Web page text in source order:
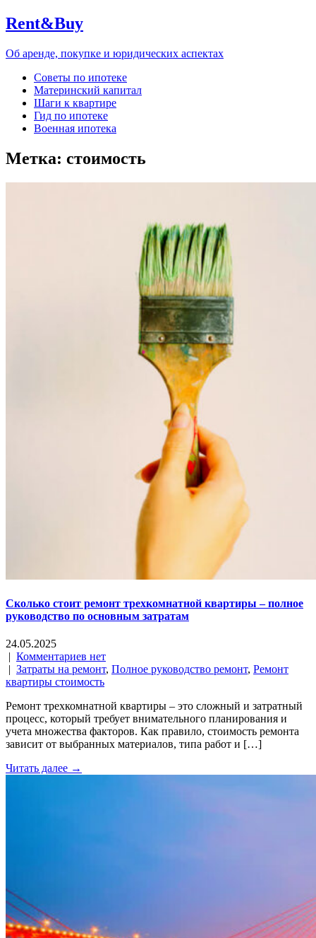
Rent&Buy
Об аренде, покупке и юридических аспектах
Советы по ипотеке
Материнский капитал
Шаги к квартире
Гид по ипотеке
Военная ипотека
Метка: стоимость
Сколько стоит ремонт трехкомнатной квартиры – полное
руководство по основным затратам
24.05.2025
| Комментариев нет
| Затраты на ремонт, Полное руководство ремонт, Ремонт
квартиры стоимость
Ремонт трехкомнатной квартиры – это сложный и затратный
процесс, который требует внимательного планирования и
учета множества факторов. Как правило, стоимость ремонта
зависит от выбранных материалов, типа работ и […]
Читать далее →